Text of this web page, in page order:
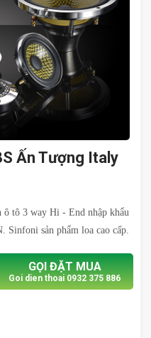
Ấn Tượng Italy
ô tô 3 way Hi - End nhập khẩu
sản phẩm loa cao cấp.
GỌI ĐẶT MUA
Goi dien thoai 0932 375 886